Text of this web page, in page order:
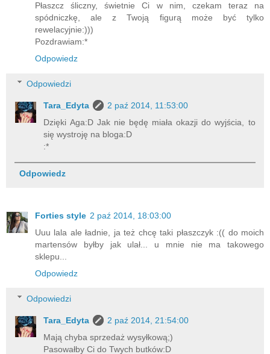
Płaszcz śliczny, świetnie Ci w nim, czekam teraz na
spódniczkę, ale z Twoją figurą może być tylko
rewelacyjnie:)))
Pozdrawiam:*
Odpowiedz
Odpowiedzi
Tara_Edyta
2 paź 2014, 11:53:00
Dzięki Aga:D Jak nie będę miała okazji do wyjścia, to
się wystroję na bloga:D
:*
Odpowiedz
Forties style 2 paź 2014, 18:03:00
Uuu lala ale ładnie, ja też chcę taki płaszczyk :(( do moich
martensów byłby jak ulał... u mnie nie ma takowego
sklepu...
Odpowiedz
Odpowiedzi
Tara_Edyta
2 paź 2014, 21:54:00
Mają chyba sprzedaż wysyłkową;)
Pasowałby Ci do Twych butków:D